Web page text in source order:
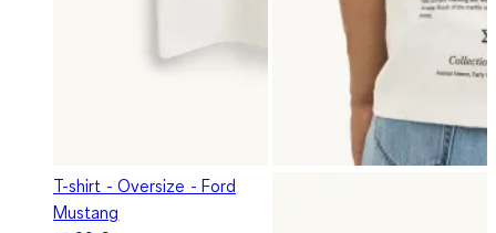
T-shirt - Oversize - Ford
Mustang